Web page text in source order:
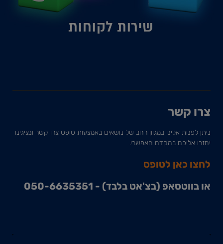
צרו קשר
ניתן לפנות אלינו במגוון רחב של נושאים באמצעות טופס צרו קשר ונציגינו
יחזרו אליכם בהקדם האפשרי.
לחצו כאן לטופס
או בווטסאפ (בצ'אט בלבד) - 050-6635351